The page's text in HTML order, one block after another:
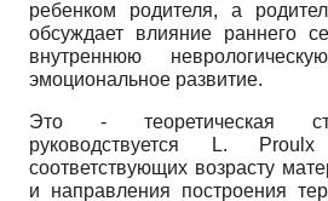
ребенком родителя, а
обсуждает влияние раннего
внутреннюю
эмоциональное развитие.
Это - теоретическая
руководствуется L.
соответствующих возрасту
и направления построения